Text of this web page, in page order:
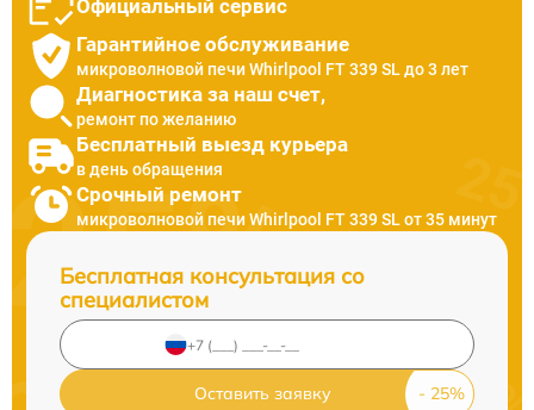
Официальный сервис
Гарантийное обслуживание
микроволновой печи Whirlpool FT 339 SL до 3 лет
Диагностика за наш счет,
ремонт по желанию
Бесплатный выезд курьера
в день обращения
Срочный ремонт
микроволновой печи Whirlpool FT 339 SL от 35 минут
Бесплатная консультация со
специалистом
Оставить заявку